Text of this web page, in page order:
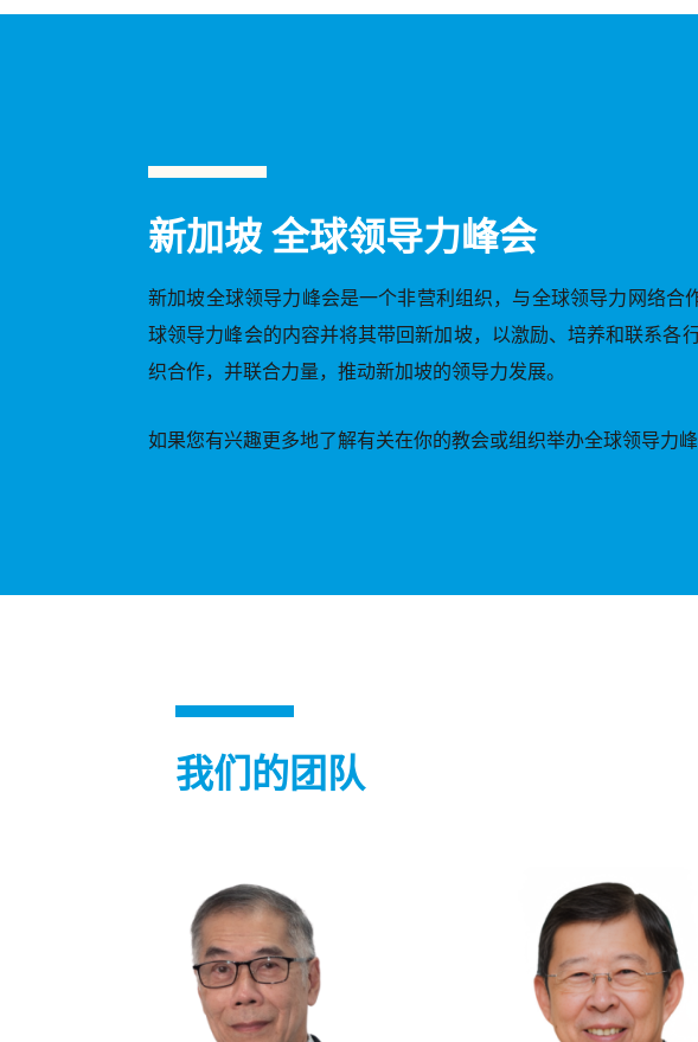
新加坡 全球领导力峰会
新加坡全球领导力峰会是一个非营利组织，与全球领导力网络
球领导力峰会的内容并将其带回新加坡，以激励、培养和联系
织合作，并联合力量，推动新加坡的领导力发展。 ​
如果您有兴趣更多地了解有关在你的教会或组织举办全球领导力
我们的团队